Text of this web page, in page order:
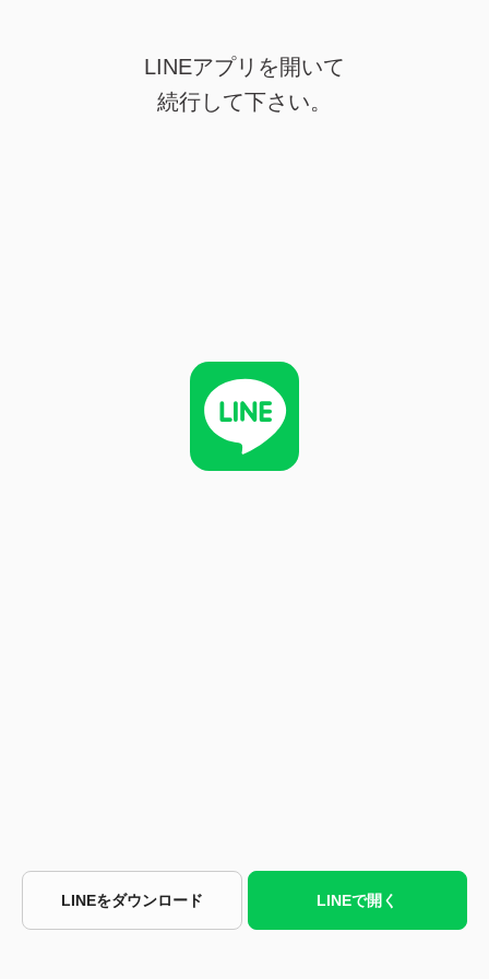
LINEアプリを開いて
続行して下さい。
LINEをダウンロード LINEで開く